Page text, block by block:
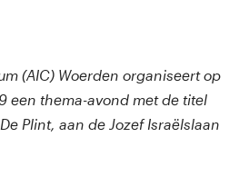
(AIC) Woerden organiseert op
een thema-avond met de titel
Plint, aan de Jozef Israëlslaan